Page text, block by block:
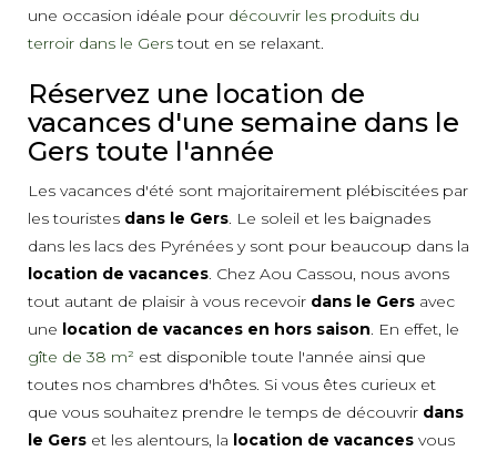
une occasion idéale pour découvrir les produits du
terroir dans le Gerstout en se relaxant.
Réservez une location de
vacances d'une semaine dans le
Gers toute l'année
Les vacances d'été sont majoritairement plébiscitées par
les touristes dans le Gers. Le soleil et les baignades
dans les lacs des Pyrénées y sont pour beaucoup dans la
location de vacances. Chez Aou Cassou, nous avons
tout autant de plaisir à vous recevoir dans le Gers avec
une location de vacances en hors saison. En effet, le
gîte de 38 m² est disponible toute l'année ainsi que
toutes nos chambres d'hôtes. Si vous êtes curieux et
que vous souhaitez prendre le temps de découvrir dans
le Gers et les alentours, la location de vacances vous